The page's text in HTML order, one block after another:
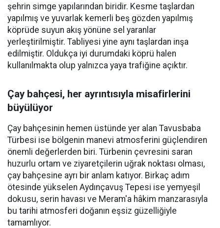
şehrin simge yapılarından biridir. Kesme taşlardan
yapılmış ve yuvarlak kemerli beş gözden yapılmış
köprüde suyun akış yönüne sel yaranlar
yerleştirilmiştir. Tabliyesi yine aynı taşlardan inşa
edilmiştir. Oldukça iyi durumdaki köprü halen
kullanılmakta olup yalnızca yaya trafiğine açıktır.
Çay bahçesi, her ayrıntısıyla misafirlerini
büyülüyor
Çay bahçesinin hemen üstünde yer alan Tavusbaba
Türbesi ise bölgenin manevi atmosferini güçlendiren
önemli değerlerden biri. Türbenin çevresini saran
huzurlu ortam ve ziyaretçilerin uğrak noktası olması,
çay bahçesine ayrı bir anlam katıyor. Birkaç adım
ötesinde yükselen Aydınçavuş Tepesi ise yemyeşil
dokusu, serin havası ve Meram'a hâkim manzarasıyla
bu tarihi atmosferi doğanın eşsiz güzelliğiyle
tamamlıyor.